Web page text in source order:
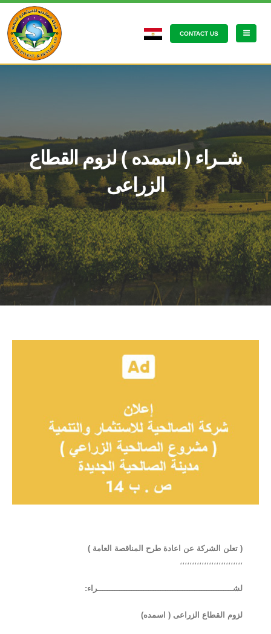
CONTACT US
شــراء ( اسمده ) لزوم القطاع
الزراعى
( تعلن الشركة عن اعادة طرح المناقصة العامة )
،،،،،،،،،،،،،،،،،،،،،،،،،،
:لشــــــــــــــــــــــــــــــــــــــــــــــــــــــــراء
(اسمده ) لزوم القطاع الزراعى